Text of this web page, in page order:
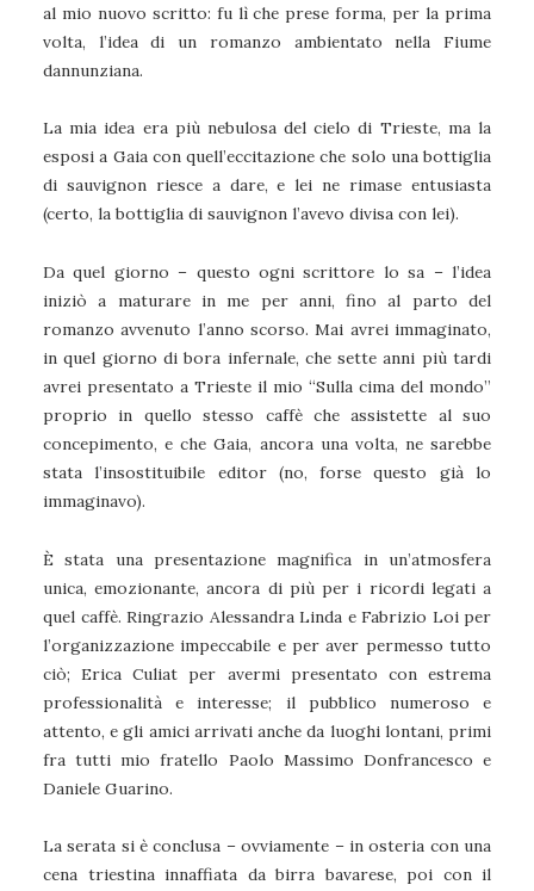
al mio nuovo scritto: fu lì che prese forma, per la prima
volta, l’idea di un romanzo ambientato nella Fiume
dannunziana.
La mia idea era più nebulosa del cielo di Trieste, ma la
esposi a Gaia con quell’eccitazione che solo una bottiglia
di sauvignon riesce a dare, e lei ne rimase entusiasta
(certo, la bottiglia di sauvignon l’avevo divisa con lei).
Da quel giorno – questo ogni scrittore lo sa – l’idea
iniziò a maturare in me per anni, fino al parto del
romanzo avvenuto l’anno scorso. Mai avrei immaginato,
in quel giorno di bora infernale, che sette anni più tardi
avrei presentato a Trieste il mio “Sulla cima del mondo”
proprio in quello stesso caffè che assistette al suo
concepimento, e che Gaia, ancora una volta, ne sarebbe
stata l’insostituibile editor (no, forse questo già lo
immaginavo).
È stata una presentazione magnifica in un’atmosfera
unica, emozionante, ancora di più per i ricordi legati a
quel caffè. Ringrazio Alessandra Linda e Fabrizio Loi per
l’organizzazione impeccabile e per aver permesso tutto
ciò; Erica Culiat per avermi presentato con estrema
professionalità e interesse; il pubblico numeroso e
attento, e gli amici arrivati anche da luoghi lontani, primi
fra tutti mio fratello Paolo Massimo Donfrancesco e
Daniele Guarino.
La serata si è conclusa – ovviamente – in osteria con una
cena triestina innaffiata da birra bavarese, poi con il